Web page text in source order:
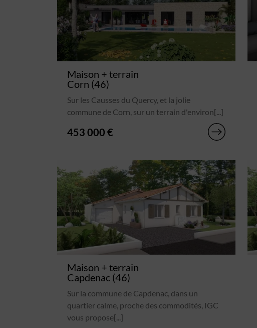
Maison + terrain
Corn (46)
Sur les Causses du Quercy, et la jolie
commune de Corn, sur un terrain d'environ[...]
453 000 €
Maison + terrain
Capdenac (46)
Sur la commune de Capdenac, dans un
quartier calme, proche des commodités, IGC
vous propose[...]